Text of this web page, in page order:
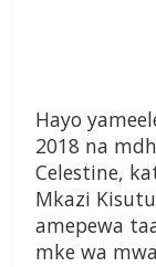
Hayo
2018 na
Celestine,
Mkazi
amepewa
mke wa